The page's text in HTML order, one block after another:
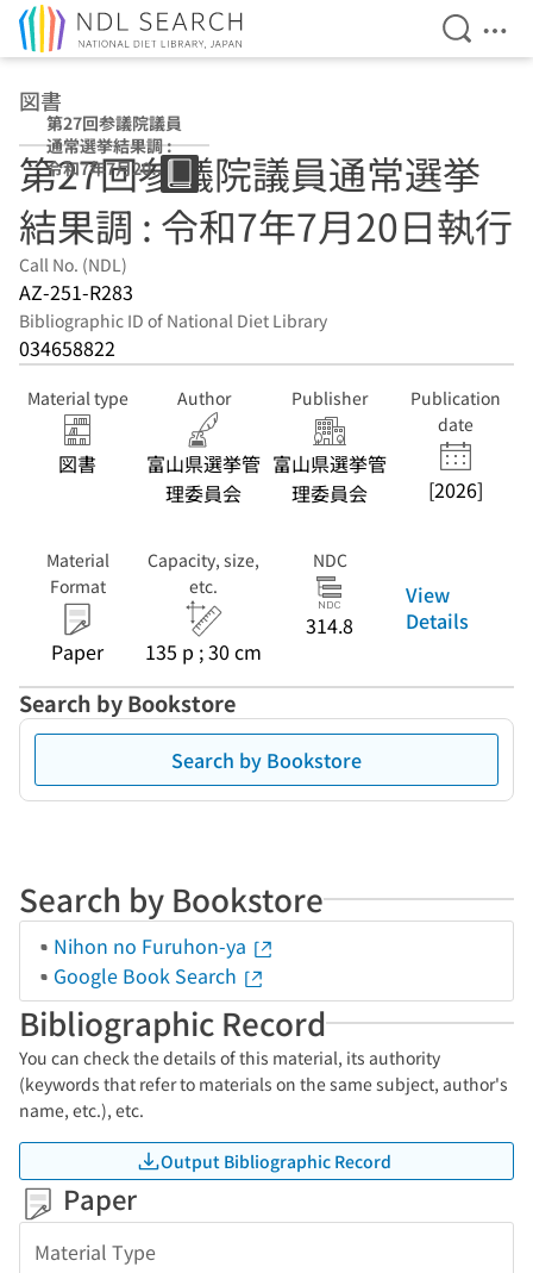
Open
図書
第27回参議院議員
通常選挙結果調 :
令和7年7月20日
執行
第27回参議院議員通常選挙
結果調 : 令和7年7月20日執行
Call No. (NDL)
AZ-251-R283
Bibliographic ID of National Diet Library
034658822
Material type
図書
Author
富山県選挙管
理委員会
Publisher
富山県選挙管
理委員会
Publication
date
[2026]
Material
Format
Paper
Capacity, size,
etc.
135 p ; 30 cm
NDC
314.8
View
Details
Search by Bookstore
Search by Bookstore
Search by Bookstore
Nihon no Furuhon-ya
Google Book Search
Bibliographic Record
You can check the details of this material, its authority
(keywords that refer to materials on the same subject, author's
name, etc.), etc.
Output Bibliographic Record
Paper
Material Type